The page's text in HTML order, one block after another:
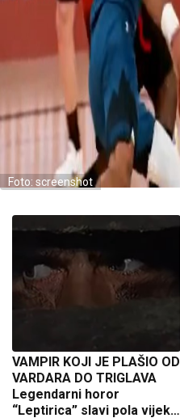
Foto: screenshot
VAMPIR KOJI JE PLAŠIO OD
VARDARA DO TRIGLAVA
Legendarni horor
“Leptirica” slavi pola vijeka